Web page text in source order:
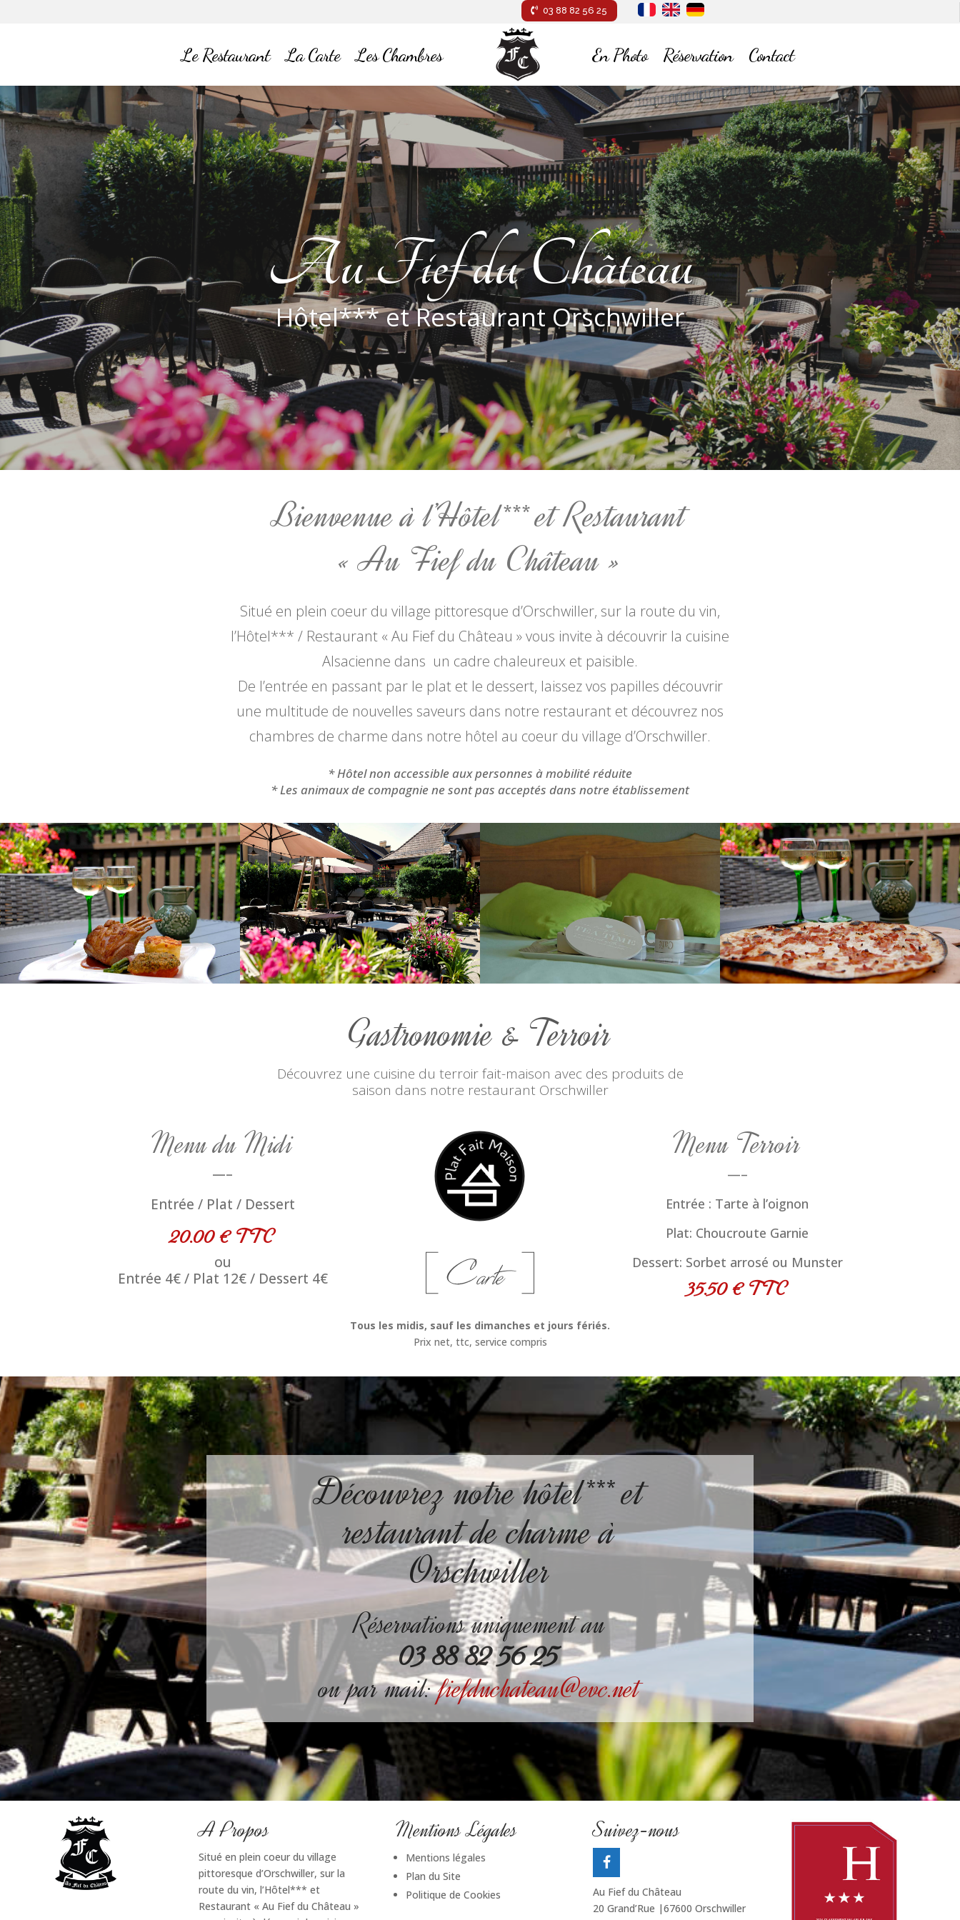
03 88 82 56 25
Le Restaurant La Carte Les Chambres En Photo Réservation Contact
Une Terrasse au Calme
Bienvenue à l’Hôtel*** et Restaurant
« Au Fief du Château »
Situé en plein coeur du village pittoresque d’Orschwiller, sur la route du vin,
l’Hôtel*** / Restaurant « Au Fief du Château » vous invite à découvrir la cuisine
Alsacienne dans un cadre chaleureux et paisible.
De l’entrée en passant par le plat et le dessert, laissez vos papilles découvrir
une multitude de nouvelles saveurs dans notre restaurant et découvrez nos
chambres de charme dans notre hôtel au coeur du village d’Orschwiller.
* Hôtel non accessible aux personnes à mobilité réduite
* Les animaux de compagnie ne sont pas acceptés dans notre établissement
Gastronomie & Terroir
Découvrez une cuisine du terroir fait-maison avec des produits de
saison dans notre restaurant Orschwiller
Menu du Midi
—–
Entrée / Plat / Dessert
20.00 € TTC
ou
Entrée 4€ / Plat 12€ / Dessert 4€
Menu Terroir
—–
Entrée : Tarte à l’oignon
Plat: Choucroute Garnie
Dessert: Sorbet arrosé ou Munster
35.50 € TTC
Tous les midis, sauf les dimanches et jours fériés.
Prix net, ttc, service compris
Découvrez notre hôtel*** et
restaurant de charme à
Orschwiller
Réservations uniquement au
03 88 82 56 25
ou par mail:fiefduchateau@evc.net
A Propos
Situé en plein coeur du village
pittoresque d’Orschwiller, sur la
route du vin, l’Hôtel*** et
Restaurant « Au Fief du Château »
Mentions Légales
Mentions légales
Plan du Site
Politique de Cookies
Suivez-nous
Au Fief du Château
20 Grand’Rue |67600 Orschwiller